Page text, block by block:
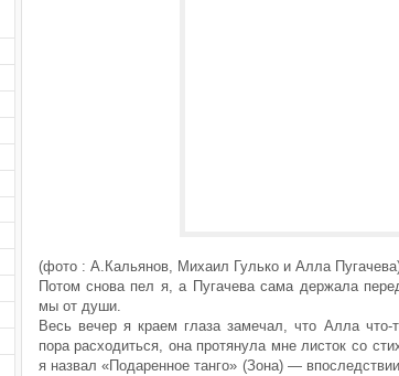
(фото : А.Кальянов, Михаил Гулько и Алла
Потом снова пел я, а Пугачева сама держала
мы от души.
Весь вечер я краем глаза замечал, что Алла
пора расходиться, она протянула мне листок со
я назвал «Подаренное танго» (Зона) —